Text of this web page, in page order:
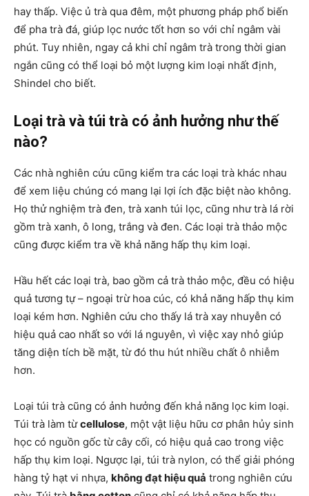
hay thấp. Việc ủ trà qua đêm, một phương pháp phổ biến
để pha trà đá, giúp lọc nước tốt hơn so với chỉ ngâm vài
phút. Tuy nhiên, ngay cả khi chỉ ngâm trà trong thời gian
ngắn cũng có thể loại bỏ một lượng kim loại nhất định,
Shindel cho biết.
Loại trà và túi trà có ảnh hưởng như thế
nào?
Các nhà nghiên cứu cũng kiểm tra các loại trà khác nhau
để xem liệu chúng có mang lại lợi ích đặc biệt nào không.
Họ thử nghiệm trà đen, trà xanh túi lọc, cũng như trà lá rời
gồm trà xanh, ô long, trắng và đen. Các loại trà thảo mộc
cũng được kiểm tra về khả năng hấp thụ kim loại.
Hầu hết các loại trà, bao gồm cả trà thảo mộc, đều có hiệu
quả tương tự – ngoại trừ hoa cúc, có khả năng hấp thụ kim
loại kém hơn. Nghiên cứu cho thấy lá trà xay nhuyễn có
hiệu quả cao nhất so với lá nguyên, vì việc xay nhỏ giúp
tăng diện tích bề mặt, từ đó thu hút nhiều chất ô nhiễm
hơn.
Loại túi trà cũng có ảnh hưởng đến khả năng lọc kim loại.
Túi trà làm từcellulose, một vật liệu hữu cơ phân hủy sinh
học có nguồn gốc từ cây cối, có hiệu quả cao trong việc
hấp thụ kim loại. Ngược lại, túi trà nylon, có thể giải phóng
hàng tỷ hạt vi nhựa, không đạt hiệu quả trong nghiên cứu